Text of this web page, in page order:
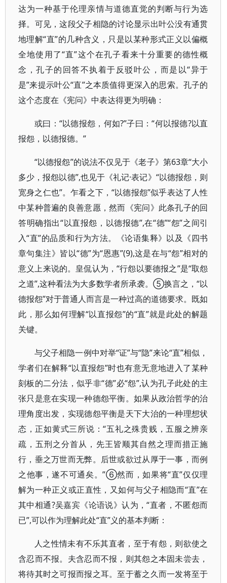
达为一种基于伦理亲情与道德直觉的判断与行为选
择。可见，这段父子相隐的讨论显示出叶公没有通贯
地理解“直”的几种含义，只是以某种形式正义以偏概
全地使用了“直”这个在孔子看来十分重要的德性概
念，孔子的回答不执着于反驳叶公，而是以“异于
是”来提示叶公“直”之本质值得更深入的思索。孔子的
这个态度在《宪问》中表达得更为明确：
或曰：“以德报怨，何如?”子曰：“何以报德?以直
报怨，以德报德。”
“以德报怨”的说法不仅见于《老子》第63章“大小
多少，报怨以德”,也见于《礼记·表记》“以德报怨，则
宽身之仁也”。乍看之下，“以德报怨”似乎表达了人性
中某种普遍的良善意愿，然而《宪问》此条孔子的回
答明确指出“以直报怨，以德报德”,在“德”“怨”之间引
入“直”的品质和行为方法。《论语集释》以及《四书
章句集注》皆以“德”为“恩惠”(9),这是在与“怨”相对的
意义上来说的。皇侃认为，“行怨以要德报之”是“取怨
之道”,这种看法为大多数学者所承袭。⑤换言之，“以
德报怨”对于普通人而言是一种过高的道德要求。既如
此，那么如何理解“以直报怨”的“直”就是此处的解题
关键。
与父子相隐一例中对举“证”与“隐”来论“直”相似，
学者们在解释“以直报怨”时也有意无意地进入了某种
刻板的二分法，似乎非“德”必“怨”,认为孔子此处的主
张只是意在实现一种德怨平衡。如果从政治哲学的治
理角度出发，实现德怨平衡是天下大治的一种理想状
态，正如黄式三所说：“五礼之殊贵贱，五服之辨亲
疏，五刑之分首从，先王皆顺其自然之理而措正施
行，垂之万世而无弊。后世或欲过从厚于一事，而例
之他事，遂不可通矣。”⑥然而，如果将“直”仅仅理
解为一种正义或正直性，又如何与父子相隐而“直”在
其中相通?吴嘉宾《论语说》认为，“直者，不匿怨而
已”,可以作为理解此处“直”义的基本判断：
人之性情未有不乐其直者，至于有怨，则欲使之
含忍而不报。夫含忍而不报，则其怨之本固未尝去，
将待其时之可报而报之耳。至于蓄之久而一发将至于